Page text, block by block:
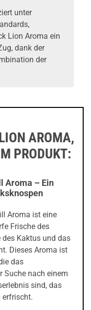
unter
Lion Aroma ein
dank der
der
AROMA,
PRODUKT:
Aroma – Ein
Aroma ist eine
Frische des
des Kaktus und das
Dieses Aroma ist
das
Suche nach einem
sind, das
erfrischt.